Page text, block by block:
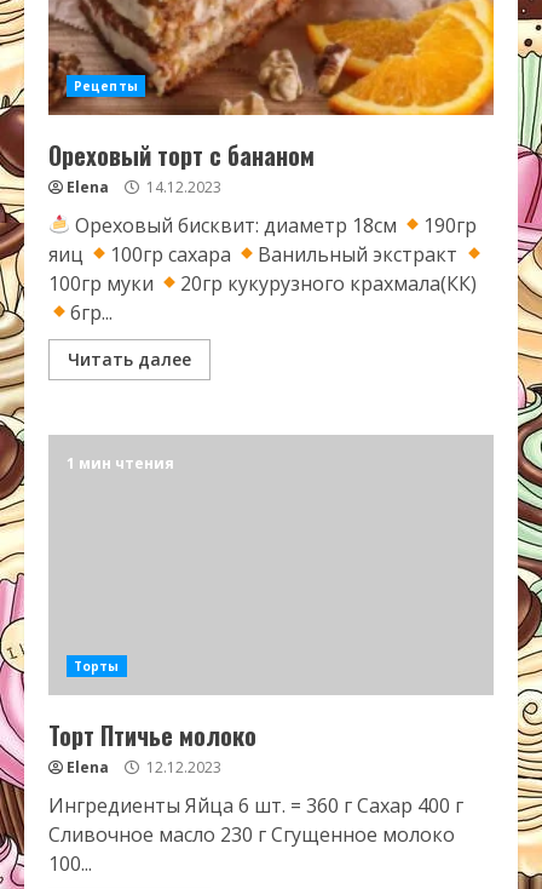
Рецепты
Ореховый торт с бананом
Elena 14.12.2023
Ореховый бисквит: диаметр 18см
190гр
яиц
100гр сахара
Ванильный экстракт
100гр муки
20гр кукурузного крахмала(КК)
6гр...
Читать далее
1 мин чтения
Торты
Торт Птичье молоко
Elena 12.12.2023
Ингредиенты Яйца 6 шт. = 360 г Сахар 400 г
Сливочное масло 230 г Сгущенное молоко
100...